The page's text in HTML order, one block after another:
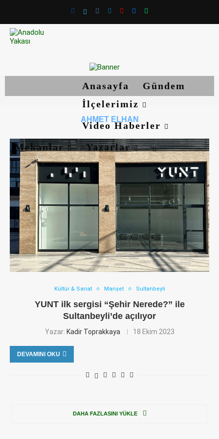
Anasayfa
Gündem
İlçelerimiz
Video Haberler
Mekanlar
Yazarlar
AHMET ELHAN
Kültür & Sanat Manşet Sultanbeyli
YUNT ilk sergisi “Şehir Nerede?” ile
Sultanbeyli’de açılıyor
Yazar: Kadir Toprakkaya 18 Ekim 2023
DEVAMINI OKU
DAHA FAZLASINI YÜKLE